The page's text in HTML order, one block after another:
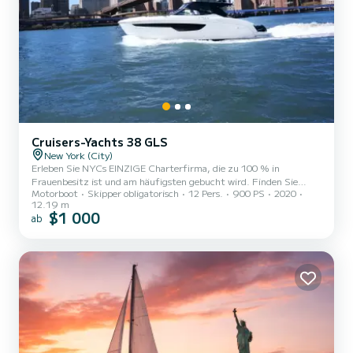
Cruisers-Yachts 38 GLS
New York (City)
Erleben Sie NYCs EINZIGE Charterfirma, die zu 100 % in
Frauenbesitz ist und am häufigsten gebucht wird. Finden Sie
heraus, warum wir mit unserem unübertroffenen Service und
unseren makellosen Schiffen herausstechen. Wir engagieren uns
dafür, nautische Erlebnisse zu verbessern, und gewährleisten
Schiffsfotos garantieren keine Überraschungen oder
Enttäuschungen beim Einsteigen. V...
Motorboot Skipper obligatorisch 12 Pers. 900 PS
2020
12.19 m
ab $1 000